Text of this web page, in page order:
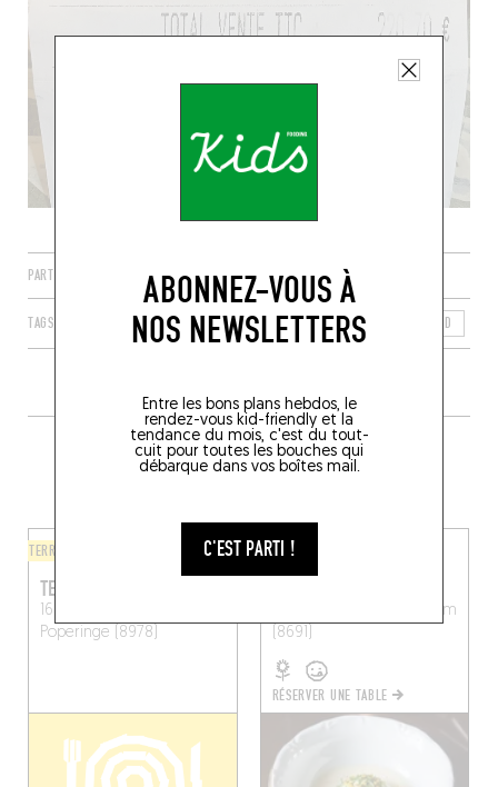
ABONNEZ-VOUS À
NOS NEWSLETTERS
Entre les bons plans hebdos, le
rendez-vous kid-friendly et la
tendance du mois, c'est du tout-
cuit pour toutes les bouches qui
débarque dans vos boîtes mail.
C'EST PARTI !
PARTAGER
TAGS BOESCHEPE HAUTS-DE-FRANCE FRANCE NORD
PLUS DE TABLES DE GENRE À
PROXIMITÉ
TERROIR
TERMINUS
16 Callicannesweg
Poperinge (8978)
CUISINE D'AUTEUR
Alveringem
(8691)
RÉSERVER UNE TABLE